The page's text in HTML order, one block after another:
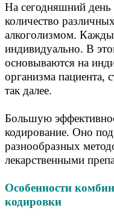
На сегодняшний
количество
алкоголизмом.
индивидуально. В
основываются на
организма пациента,
так далее.
Большую
кодирование. Оно
разнообразных
лекарственными
Особенности
кодировки